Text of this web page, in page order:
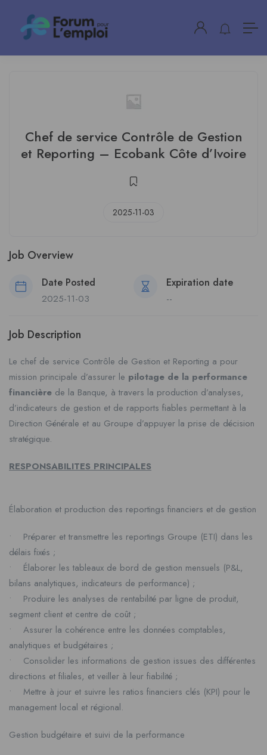
Chef de service Contrôle de Gestion
et Reporting – Ecobank Côte d’Ivoire
2025-11-03
Job Overview
Date Posted
2025-11-03
Expiration date
--
Job Description
Le chef de service Contrôle de Gestion et Reporting a pour
mission principale d’assurer le pilotage de la performance
financière de la Banque, à travers la production d’analyses,
d’indicateurs de gestion et de rapports fiables permettant à la
Direction Générale et au Groupe d’appuyer la prise de décision
stratégique.
RESPONSABILITES PRINCIPALES
Élaboration et production des reportings financiers et de gestion
• Préparer et transmettre les reportings Groupe (ETI) dans les
délais fixés ;
• Élaborer les tableaux de bord de gestion mensuels (P&L,
bilans analytiques, indicateurs de performance) ;
• Produire les analyses de rentabilité par ligne de produit,
segment client et centre de coût ;
• Assurer la cohérence entre les données comptables,
analytiques et budgétaires ;
• Consolider les informations de gestion issues des différentes
directions et filiales, et veiller à leur fiabilité ;
• Mettre à jour et suivre les ratios financiers clés (KPI) pour le
management local et régional.
Gestion budgétaire et suivi de la performance